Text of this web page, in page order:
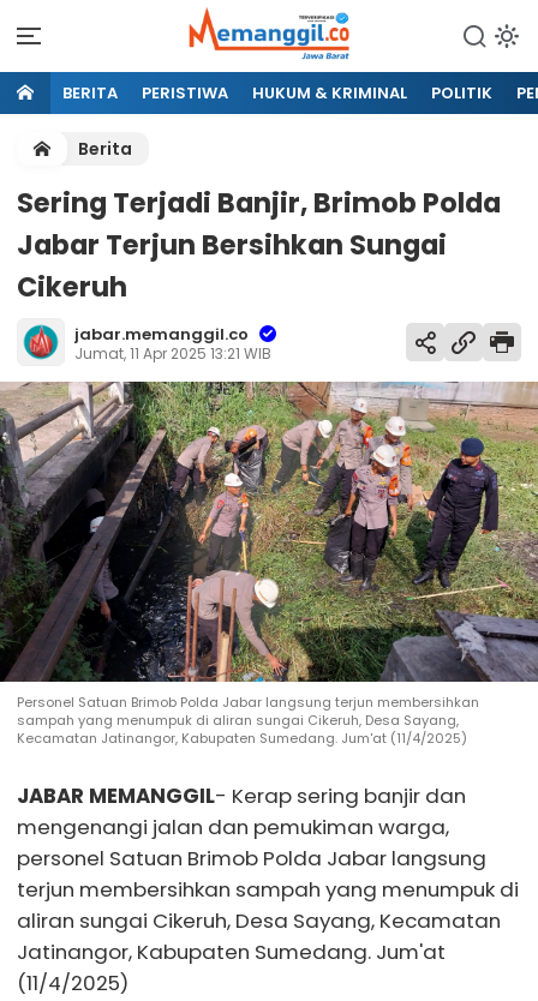
BERITA PERISTIWA HUKUM & KRIMINAL POLITIK
Berita
Sering Terjadi Banjir, Brimob Polda
Jabar Terjun Bersihkan Sungai
Cikeruh
jabar.memanggil.co
Jumat, 11 Apr 2025 13:21 WIB
Personel Satuan Brimob Polda Jabar langsung terjun membersihkan
sampah yang menumpuk di aliran sungai Cikeruh, Desa Sayang,
Kecamatan Jatinangor, Kabupaten Sumedang. Jum'at (11/4/2025)
JABAR MEMANGGIL- Kerap sering banjir dan
mengenangi jalan dan pemukiman warga,
personel Satuan Brimob Polda Jabar langsung
terjun membersihkan sampah yang menumpuk di
aliran sungai Cikeruh, Desa Sayang, Kecamatan
Jatinangor, Kabupaten Sumedang. Jum'at
(11/4/2025)